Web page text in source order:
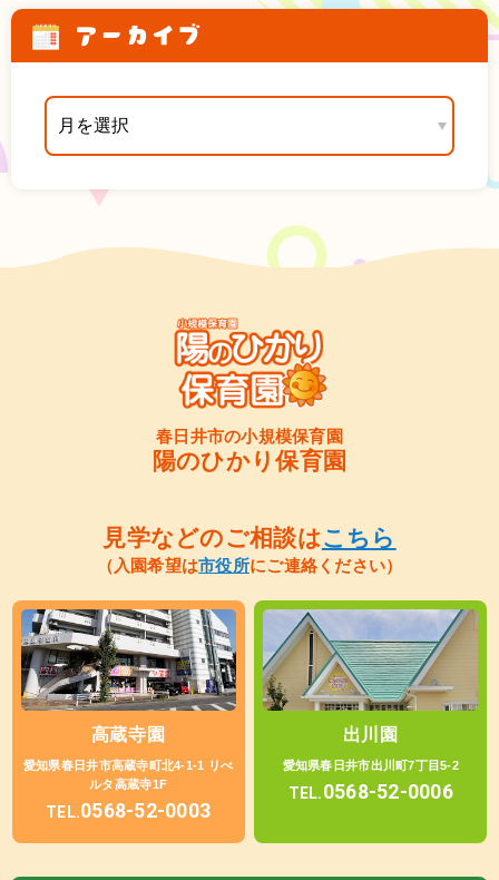
アーカイブ
春日井市の小規模保育園
陽のひかり保育園
見学などのご相談はこちら
（入園希望は市役所にご連絡ください）
高蔵寺園
愛知県春日井市高蔵寺町北4-1-1 リべ
ルタ高蔵寺1F
TEL.0568-52-0003
出川園
愛知県春日井市出川町7丁目5-2
TEL.0568-52-0006